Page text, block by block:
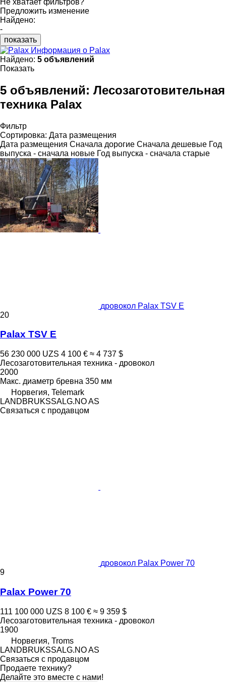
Предложить изменение
Найдено:
-
показать
Информация о Palax
Найдено: 5 объявлений
Показать
5 объявлений: Лесозаготовительная
техника Palax
Фильтр
Сортировка: Дата размещения
Дата размещения Сначала дорогие Сначала дешевые Год
выпуска - сначала новые Год выпуска - сначала старые
дровокол Palax TSV E
20
Palax TSV E
56 230 000 UZS 4 100 € ≈ 4 737 $
Лесозаготовительная техника - дровокол
2000
Макс. диаметр бревна 350 мм
Норвегия, Telemark
LANDBRUKSSALG.NO AS
Связаться с продавцом
дровокол Palax Power 70
9
Palax Power 70
111 100 000 UZS 8 100 € ≈ 9 359 $
Лесозаготовительная техника - дровокол
1900
Норвегия, Troms
LANDBRUKSSALG.NO AS
Связаться с продавцом
Продаете технику?
Делайте это вместе с нами!